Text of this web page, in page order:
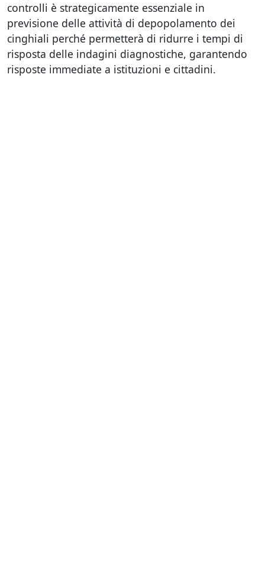
controlli è strategicamente essenziale in
previsione delle attività di depopolamento dei
cinghiali perché permetterà di ridurre i tempi di
risposta delle indagini diagnostiche, garantendo
risposte immediate a istituzioni e cittadini.